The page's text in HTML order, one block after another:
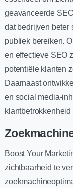
geavanceerde
dat bedrijven beter
publiek bereiken.
en effectieve SEO
potentiële klanten
Daarnaast
en social media-
klantbetrokkenheid
Boost Your
zichtbaarheid te